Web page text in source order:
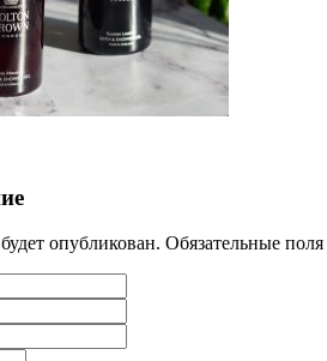
опубликован. Обязательные